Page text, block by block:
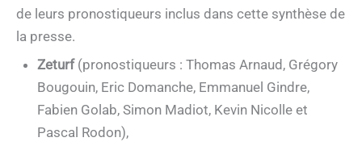
de leurs pronostiqueurs inclus dans cette synthèse de
la presse.
Zeturf(pronostiqueurs : Thomas Arnaud, Grégory
Bougouin, Eric Domanche, Emmanuel Gindre,
Fabien Golab, Simon Madiot, Kevin Nicolle et
Pascal Rodon),